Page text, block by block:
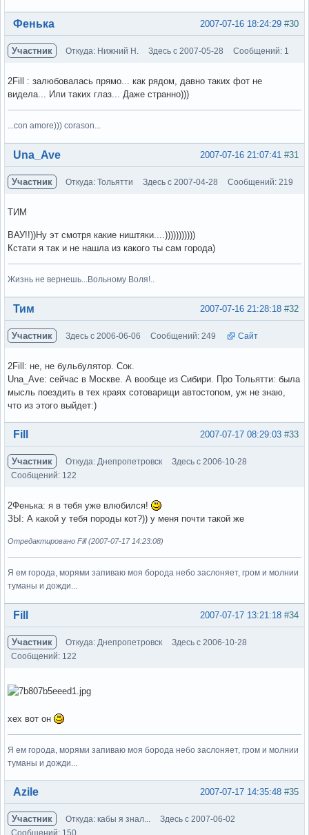
Вне форума #30
2007-07-16 18:24:29
Фенька
Участник Откуда: Нижний Н. Здесь с 2007-05-28 Сообщений: 1
2Fill : залюбовалась прямо... как рядом, давно таких фот не
видела... Или таких глаз... Даже странно)))
...con amore))) corason...
Вне форума #31
2007-07-16 21:07:41
Una_Ave
Участник Откуда: Тольятти Здесь с 2007-04-28 Сообщений: 219
ТИМ
ВАУ!!))Ну эт смотря какие ништяки....)))))))))))
Кстати я так и не нашла из какого ты сам города)
Жизнь не вернешь...Вольному Воля!..
Вне форума #32
2007-07-16 21:28:18
Тим
Участник Здесь с 2006-06-06 Сообщений: 249 Сайт
2Fill: не, не бульбулятор. Сок.
Una_Ave: сейчас в Москве. А вообще из Сибири. Про Тольятти: была
мысль поездить в тех краях сотоварищи автостопом, уж не знаю,
что из этого выйдет:)
Вне форума #33
2007-07-17 08:29:03
Fill
Участник Откуда: Днепропетровск
Здесь с 2006-10-28
Сообщений: 122
2Фенька: я в тебя уже влюбился!
ЗЫ: А какой у тебя породы кот?)) у меня почти такой же
Отредактировано Fill (2007-07-17 14:23:08)
Я ем города, морями запиваю моя борода небо заслоняет, гром и молнии
туманы и дожди...
Вне форума #34
2007-07-17 13:21:18
Fill
Участник Откуда: Днепропетровск
Здесь с 2006-10-28
Сообщений: 122
хех вот он
Я ем города, морями запиваю моя борода небо заслоняет, гром и молнии
туманы и дожди...
Вне форума #35
2007-07-17 14:35:48
Azile
Участник Откуда: кабы я знал...
Здесь с 2007-06-02